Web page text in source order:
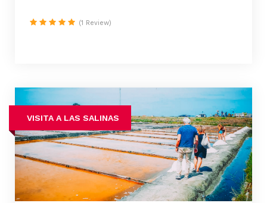
(1 Review)
VISITA A LAS SALINAS